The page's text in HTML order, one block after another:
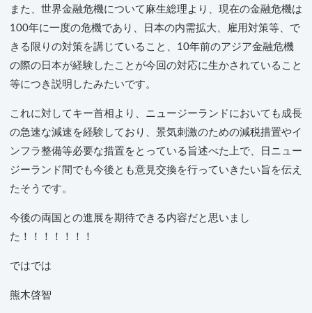
また、世界金融危機について麻生総理より、現在の金融危機は
100年に一度の危機であり、日本の内需拡大、雇用対策等、で
きる限りの対策を講じていること、10年前のアジア金融危機
の際の日本が経験したことが今回の対応に生かされていること
等につき説明したみたいです。
これに対してキー首相より、ニュージーランドにおいても成長
の急速な減速を経験しており、景気刺激のための減税措置やイ
ンフラ整備等必要な措置をとっている旨述べた上で、日ニュー
ジーランド間でも今後とも意見交換を行っていきたい旨を伝え
たそうです。
今後の両国との進展を期待できる内容だと思いまし
た！！！！！！！
ではでは
熊木啓智